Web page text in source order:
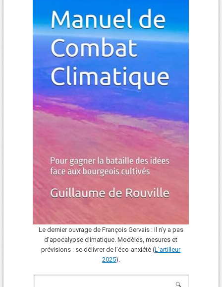
Le dernier ouvrage de François Gervais : Il n’y a pas
d’apocalypse climatique. Modèles, mesures et
prévisions : se délivrer de l’éco-anxiété (L'artilleur
2025).